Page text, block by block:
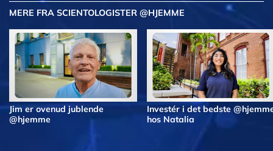
MERE FRA SCIENTOLOGISTER @HJEMME
Jim er ovenud jublende
@hjemme
Investér i det bedste
hos Natalia